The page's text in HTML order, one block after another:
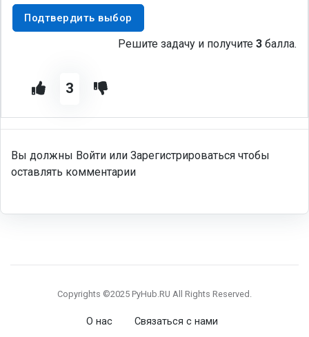
Подтвердить выбор
Решите задачу и получите 3 балла.
3
Вы должны Войти или Зарегистрироваться чтобы
оставлять комментарии
Copyrights ©2025 PyHub.RU All Rights Reserved.
О нас
Связаться с нами